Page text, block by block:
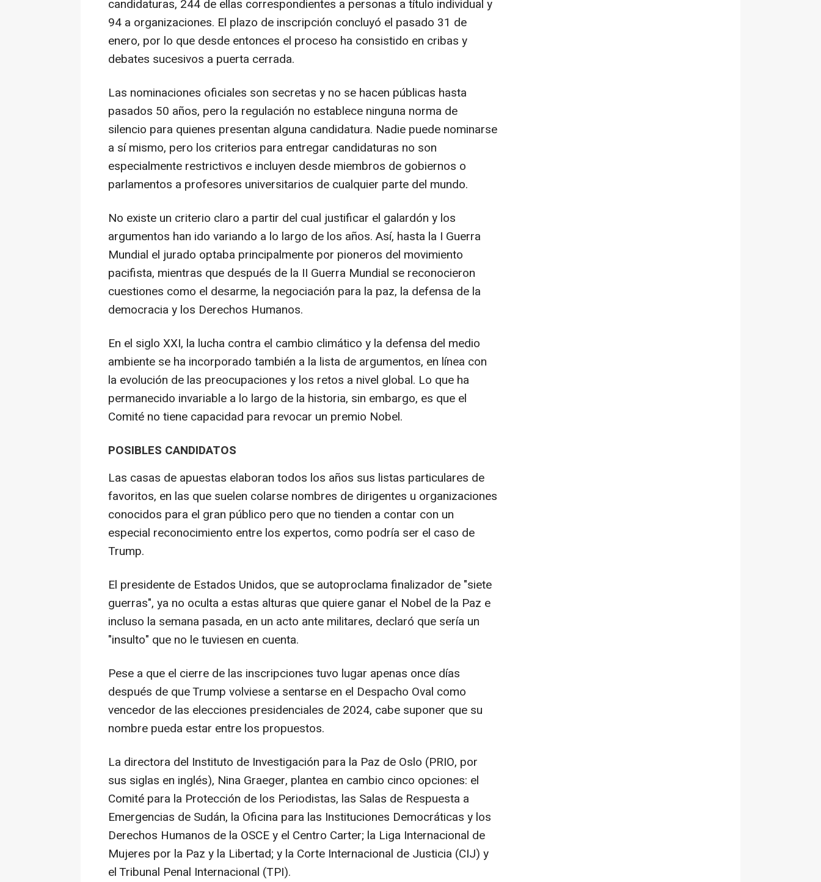
candidaturas, 244 de ellas correspondientes a personas a título individual y
94 a organizaciones. El plazo de inscripción concluyó el pasado 31 de
enero, por lo que desde entonces el proceso ha consistido en cribas y
debates sucesivos a puerta cerrada.
Las nominaciones oficiales son secretas y no se hacen públicas hasta
pasados 50 años, pero la regulación no establece ninguna norma de
silencio para quienes presentan alguna candidatura. Nadie puede nominarse
a sí mismo, pero los criterios para entregar candidaturas no son
especialmente restrictivos e incluyen desde miembros de gobiernos o
parlamentos a profesores universitarios de cualquier parte del mundo.
No existe un criterio claro a partir del cual justificar el galardón y los
argumentos han ido variando a lo largo de los años. Así, hasta la I Guerra
Mundial el jurado optaba principalmente por pioneros del movimiento
pacifista, mientras que después de la II Guerra Mundial se reconocieron
cuestiones como el desarme, la negociación para la paz, la defensa de la
democracia y los Derechos Humanos.
En el siglo XXI, la lucha contra el cambio climático y la defensa del medio
ambiente se ha incorporado también a la lista de argumentos, en línea con
la evolución de las preocupaciones y los retos a nivel global. Lo que ha
permanecido invariable a lo largo de la historia, sin embargo, es que el
Comité no tiene capacidad para revocar un premio Nobel.
POSIBLES CANDIDATOS
Las casas de apuestas elaboran todos los años sus listas particulares de
favoritos, en las que suelen colarse nombres de dirigentes u organizaciones
conocidos para el gran público pero que no tienden a contar con un
especial reconocimiento entre los expertos, como podría ser el caso de
Trump.
El presidente de Estados Unidos, que se autoproclama finalizador de "siete
guerras", ya no oculta a estas alturas que quiere ganar el Nobel de la Paz e
incluso la semana pasada, en un acto ante militares, declaró que sería un
"insulto" que no le tuviesen en cuenta.
Pese a que el cierre de las inscripciones tuvo lugar apenas once días
después de que Trump volviese a sentarse en el Despacho Oval como
vencedor de las elecciones presidenciales de 2024, cabe suponer que su
nombre pueda estar entre los propuestos.
La directora del Instituto de Investigación para la Paz de Oslo (PRIO, por
sus siglas en inglés), Nina Graeger, plantea en cambio cinco opciones: el
Comité para la Protección de los Periodistas, las Salas de Respuesta a
Emergencias de Sudán, la Oficina para las Instituciones Democráticas y los
Derechos Humanos de la OSCE y el Centro Carter; la Liga Internacional de
Mujeres por la Paz y la Libertad; y la Corte Internacional de Justicia (CIJ) y
el Tribunal Penal Internacional (TPI).